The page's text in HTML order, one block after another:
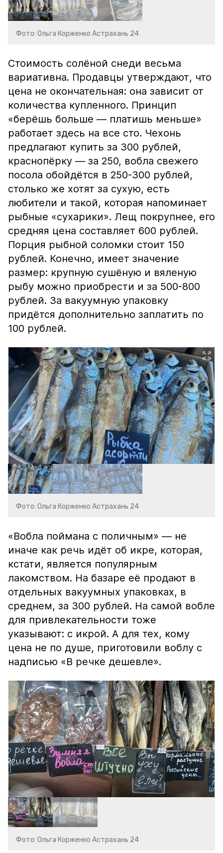
Фото: Ольга Корженко Астрахань 24
Стоимость солёной снеди весьма
вариативна. Продавцы утверждают, что
цена не окончательная: она зависит от
количества купленного. Принцип
«берёшь больше — платишь меньше»
работает здесь на все сто. Чехонь
предлагают купить за 300 рублей,
краснопёрку — за 250, вобла свежего
посола обойдётся в 250-300 рублей,
столько же хотят за сухую, есть
любители и такой, которая напоминает
рыбные «сухарики». Лещ покрупнее, его
средняя цена составляет 600 рублей.
Порция рыбной соломки стоит 150
рублей. Конечно, имеет значение
размер: крупную сушёную и вяленую
рыбу можно приобрести и за 500-800
рублей. За вакуумную упаковку
придётся дополнительно заплатить по
100 рублей.
Фото: Ольга Корженко Астрахань 24
«Вобла поймана с поличным» — не
иначе как речь идёт об икре, которая,
кстати, является популярным
лакомством. На базаре её продают в
отдельных вакуумных упаковках, в
среднем, за 300 рублей. На самой вобле
для привлекательности тоже
указывают: с икрой. А для тех, кому
цена не по душе, приготовили воблу с
надписью «В речке дешевле».
Фото: Ольга Корженко Астрахань 24